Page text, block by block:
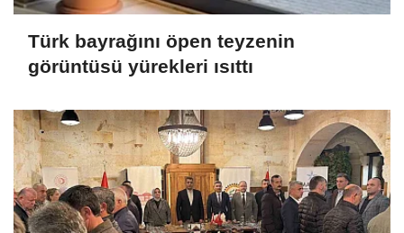
Türk bayrağını öpen teyzenin
görüntüsü yürekleri ısıttı